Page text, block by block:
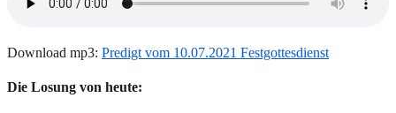
Download mp3: Predigt vom 10.07.2021 Festgottesdienst
Die Losung von heute: